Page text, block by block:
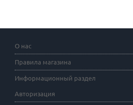
О нас
Правила магазина
Информационный раздел
Авторизация